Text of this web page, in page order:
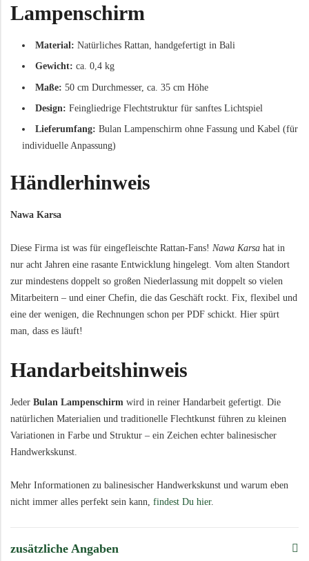
Lampenschirm
Material: Natürliches Rattan, handgefertigt in Bali
Gewicht: ca. 0,4 kg
Maße: 50 cm Durchmesser, ca. 35 cm Höhe
Design: Feingliedrige Flechtstruktur für sanftes Lichtspiel
Lieferumfang: Bulan Lampenschirm ohne Fassung und Kabel (für
individuelle Anpassung)
Händlerhinweis
Nawa Karsa
Diese Firma ist was für eingefleischte Rattan-Fans! Nawa Karsa hat in
nur acht Jahren eine rasante Entwicklung hingelegt. Vom alten Standort
zur mindestens doppelt so großen Niederlassung mit doppelt so vielen
Mitarbeitern – und einer Chefin, die das Geschäft rockt. Fix, flexibel und
eine der wenigen, die Rechnungen schon per PDF schickt. Hier spürt
man, dass es läuft!
Handarbeitshinweis
Jeder Bulan Lampenschirm wird in reiner Handarbeit gefertigt. Die
natürlichen Materialien und traditionelle Flechtkunst führen zu kleinen
Variationen in Farbe und Struktur – ein Zeichen echter balinesischer
Handwerkskunst.
Mehr Informationen zu balinesischer Handwerkskunst und warum eben
nicht immer alles perfekt sein kann, findest Du hier.
zusätzliche Angaben